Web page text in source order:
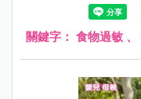
關鍵字： 食物過敏 、